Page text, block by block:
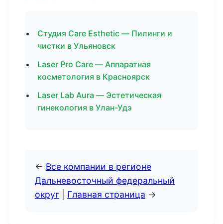
Студия Care Esthetic — Пилинги и
чистки в Ульяновск
Laser Pro Care — Аппаратная
косметология в Красноярск
Laser Lab Aura — Эстетическая
гинекология в Улан-Удэ
← Все компании в регионе
Дальневосточный федеральный
округ
Главная страница →